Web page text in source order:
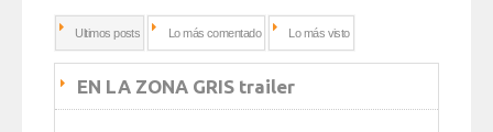
Ultimos posts Lo más comentado Lo más visto
EN LA ZONA GRIS trailer